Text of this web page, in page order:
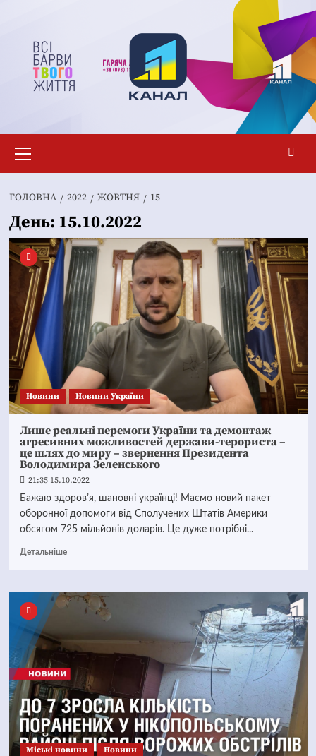
вмісту
меню
ГОЛОВНА 2022 ЖОВТНЯ 15
День: 15.10.2022
Новини Новини України
Лише реальні перемоги України та демонтаж
агресивних можливостей держави-терориста –
це шлях до миру – звернення Президента
Володимира Зеленського
21:35 15.10.2022
Бажаю здоровʼя, шановні українці! Маємо новий пакет
оборонної допомоги від Сполучених Штатів Америки
обсягом 725 мільйонів доларів. Це дуже потрібні...
Детальніше
Mіські новини Новини